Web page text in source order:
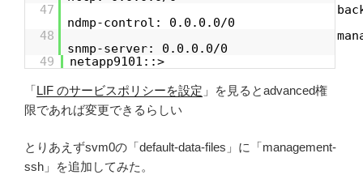
47
ndmp-control: 0.0.0.0/0
48
snmp-server: 0.0.0.0/0
49
netapp9101::>
「LIF のサービスポリシーを設定 」を見るとadvanced権
限であれば変更できるらしい
とりあえずsvm0の「default-data-files」に「management-
ssh」を追加してみた。